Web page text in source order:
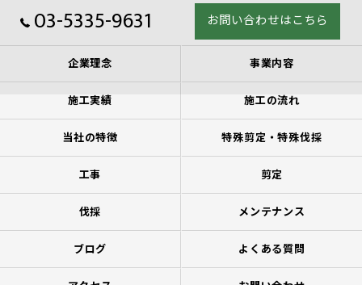
03-5335-9631 お問い合わせはこちら
企業理念 事業内容
施工実績 施工の流れ
当社の特徴 特殊剪定・特殊伐採
工事 剪定
伐採 メンテナンス
ブログ よくある質問